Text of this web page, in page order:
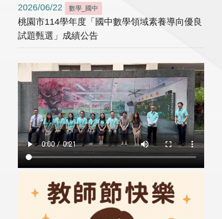
2026/06/22 數學_國中
桃園市114學年度「國中數學領域素養導向優良
試題甄選」成績公告